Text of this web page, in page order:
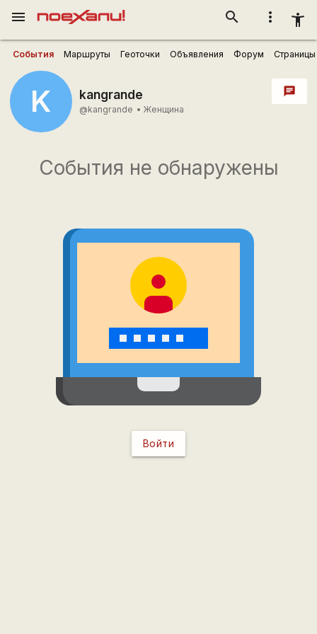
more_vert accessibility_new
search
menu
События Маршруты Геоточки Объявления Форум Страницы
K kangrande
@kangrande • Женщина
chat
События не обнаружены
Войти